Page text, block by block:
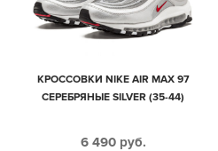
КРОССОВКИ NIKE AIR MAX 97
СЕРЕБРЯНЫЕ SILVER (35-44)
6 490 руб.